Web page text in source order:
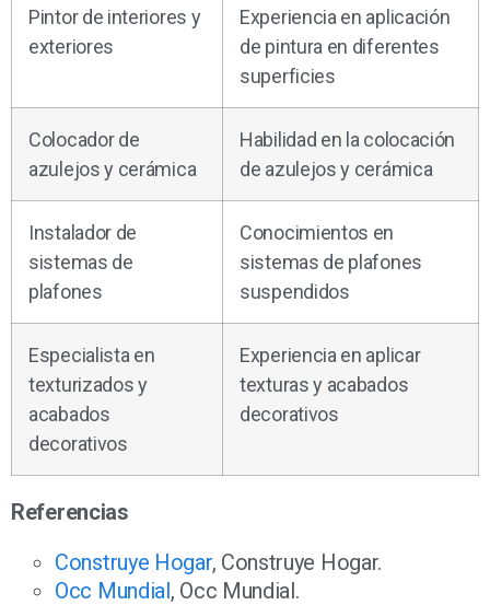
Pintor de interiores y
exteriores
Experiencia en aplicación
de pintura en diferentes
superficies
Colocador de
azulejos y cerámica
Habilidad en la colocación
de azulejos y cerámica
Instalador de
sistemas de
plafones
Conocimientos en
sistemas de plafones
suspendidos
Especialista en
texturizados y
acabados
decorativos
Experiencia en aplicar
texturas y acabados
decorativos
Referencias
Construye Hogar, Construye Hogar.
Occ Mundial, Occ Mundial.